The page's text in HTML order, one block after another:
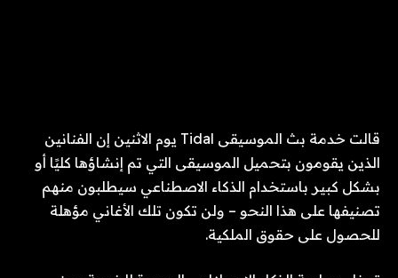
قالت خدمة بث الموسيقى Tidal يوم الاثنين إن الفنانين
الذين يقومون بتحميل الموسيقى التي تم إنشاؤها كليًا أو
بشكل كبير باستخدام الذكاء الاصطناعي سيطلبون منهم
تصنيفها على هذا النحو – ولن تكون تلك الأغاني مؤهلة
للحصول على حقوق الملكية.